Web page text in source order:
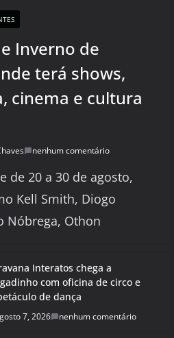
Inverno de
terá shows,
cinema e cultura
nenhum comentário
de 20 a 30 de agosto,
Kell Smith, Diogo
Nóbrega, Othon
Interatos chega a
com oficina de circo e
de dança
7, 2026 nenhum comentário